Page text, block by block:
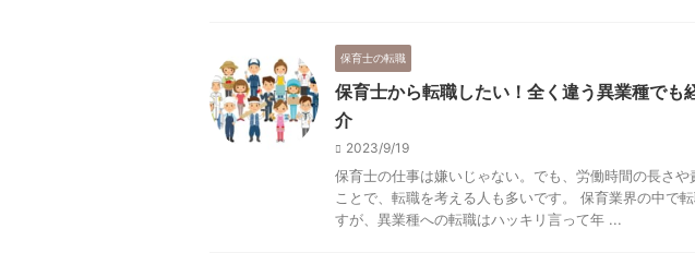
保育士の転職
保育士から転職したい！全く違う異業種でも
介
2023/9/19
保育士の仕事は嫌いじゃない。でも、労働時間の長さ
ことで、転職を考える人も多いです。 保育業界の中で
すが、異業種への転職はハッキリ言って年 ...